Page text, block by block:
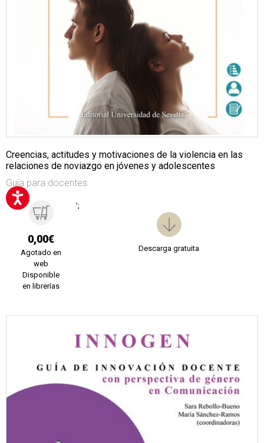
Creencias, actitudes y motivaciones de la violencia en las
relaciones de noviazgo en jóvenes y adolescentes
Guía para docentes
0,00€
Agotado en
web
Disponible
en librerías
';
Descarga gratuita